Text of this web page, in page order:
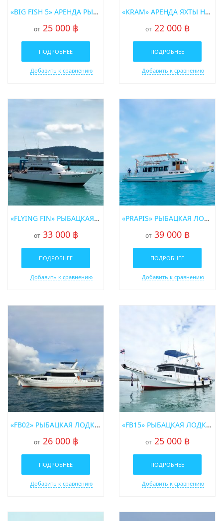
«BIG FISH 5» АРЕНДА РЫБАЦКОЙ ЛОДКИ НА ПХУКЕТЕ
от 25 000 ฿
ПОДРОБНЕЕ
Добавить к сравнению
«KRAM» АРЕНДА ЯХТЫ НА ПХУКЕТЕ
от 22 000 ฿
ПОДРОБНЕЕ
Добавить к сравнению
«FLYING FIN» РЫБАЦКАЯ ЛОДКА В АРЕНДУ НА ПХУКЕТЕ
от 33 000 ฿
ПОДРОБНЕЕ
Добавить к сравнению
«PRAPIS» РЫБАЦКАЯ ЛОДКА В АРЕНДУ НА ПХУКЕТЕ
от 39 000 ฿
ПОДРОБНЕЕ
Добавить к сравнению
«FB02» РЫБАЦКАЯ ЛОДКА В АРЕНДУ НА ПХУКЕТЕ
от 26 000 ฿
ПОДРОБНЕЕ
Добавить к сравнению
«FB15» РЫБАЦКАЯ ЛОДКА В АРЕНДУ НА ПХУКЕТЕ
от 25 000 ฿
ПОДРОБНЕЕ
Добавить к сравнению